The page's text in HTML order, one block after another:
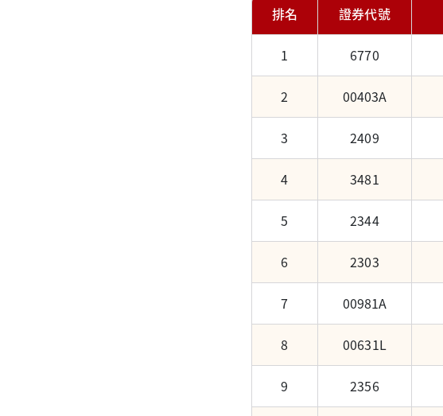
排名 證券代號
1 6770
2 00403A
3 2409
4 3481
5 2344
6 2303
7 00981A
8 00631L
9 2356